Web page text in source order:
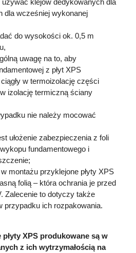
dla wcześniej wykonanej
do wysokości ok. 0,5 m
uwagę na to, aby
z płyt XPS
w termoizolację części
izolację termiczną ściany
nie należy mocować
ułożenie zabezpieczenia z foli
fundamentowego i
montażu przyklejone płyty XPS
folią – która ochrania je przed
Zalecenie to dotyczy także
przypadku ich rozpakowania.
XPS produkowane są w
z ich wytrzymałością na